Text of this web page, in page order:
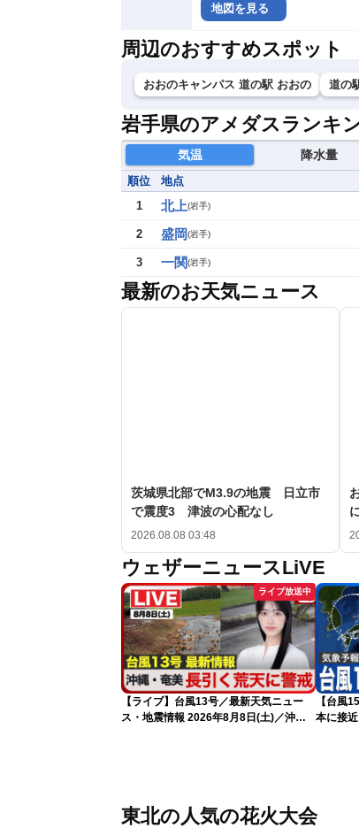
地図を見る
周辺のおすすめスポット
おおのキャンパス 道の駅 おおの 道の
岩手県のアメダスランキ
気温 降水量
順位 地点
1
北上(岩手)
2 盛岡(岩手)
3 一関(岩手)
最新のお天気ニュース
茨城県北部でM3.9の地震 日立市
で震度3 津波の心配なし
2026.08.08 03:48
ウェザーニュースLiVE
ライブ放送中
【ライブ】台風13号／最新天気ニュー
ス・地震情報 2026年8月8日(土)／沖
【台風
本に接
東北の人気の花火大会